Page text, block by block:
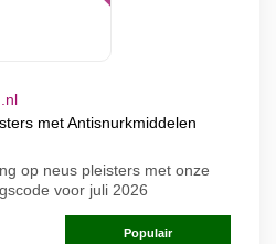
met Antisnurkmiddelen
op neus pleisters met onze
voor juli 2026
Populair